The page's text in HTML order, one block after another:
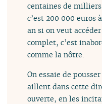
centaines de milliers
c’est 200 000 euros
an si on veut
complet, c’est
comme la nôtre.
On essaie de
aillent dans cette
ouverte, en les